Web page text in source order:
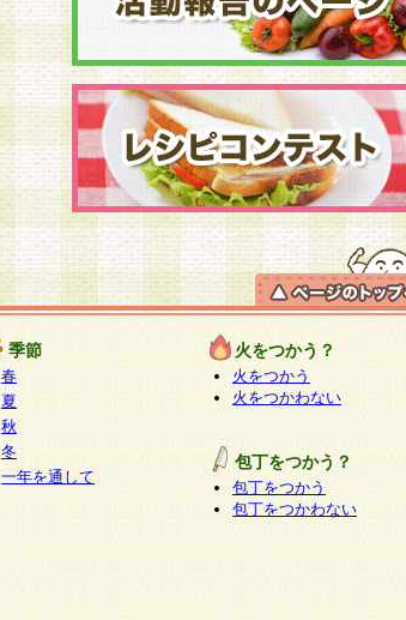
季節
春
夏
秋
冬
一年を通して
火をつかう？
火をつかう
火をつかわない
包丁をつかう？
包丁をつかう
包丁をつかわない